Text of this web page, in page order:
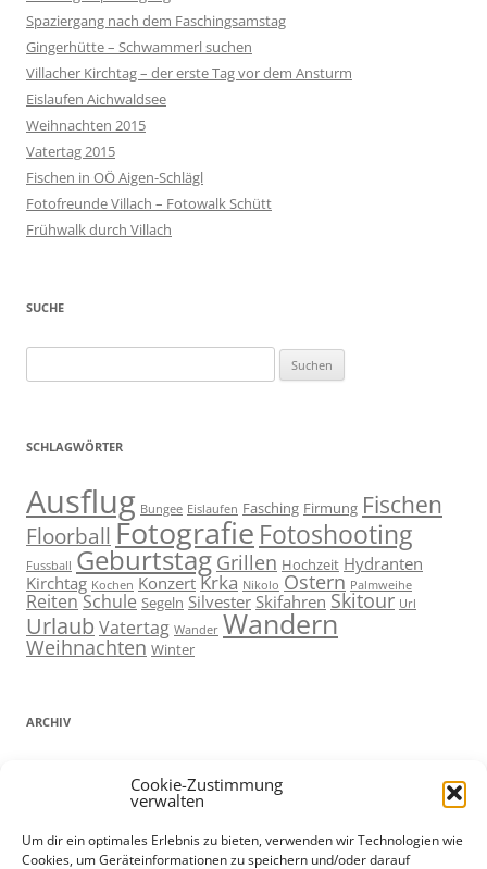
Cookie-Zustimmung
verwalten
Um dir ein optimales Erlebnis zu bieten, verwenden wir Technologien wie
Cookies, um Geräteinformationen zu speichern und/oder darauf
Spaziergang nach dem Faschingsamstag
Gingerhütte – Schwammerl suchen
Villacher Kirchtag – der erste Tag vor dem Ansturm
Eislaufen Aichwaldsee
Weihnachten 2015
Vatertag 2015
Fischen in OÖ Aigen-Schlägl
Fotofreunde Villach – Fotowalk Schütt
Frühwalk durch Villach
SUCHE
nach:
SCHLAGWÖRTER
Ausflug Bungee Eislaufen Fasching Firmung Fischen
Floorball Fotografie Fotoshooting
Fussball Geburtstag Grillen Hochzeit Hydranten
Kirchtag Kochen Konzert Krka Nikolo Ostern Palmweihe
Reiten Schule Segeln Silvester Skifahren Skitour Url
Urlaub Vatertag Wander Wandern
Weihnachten Winter
ARCHIV
ADMIN